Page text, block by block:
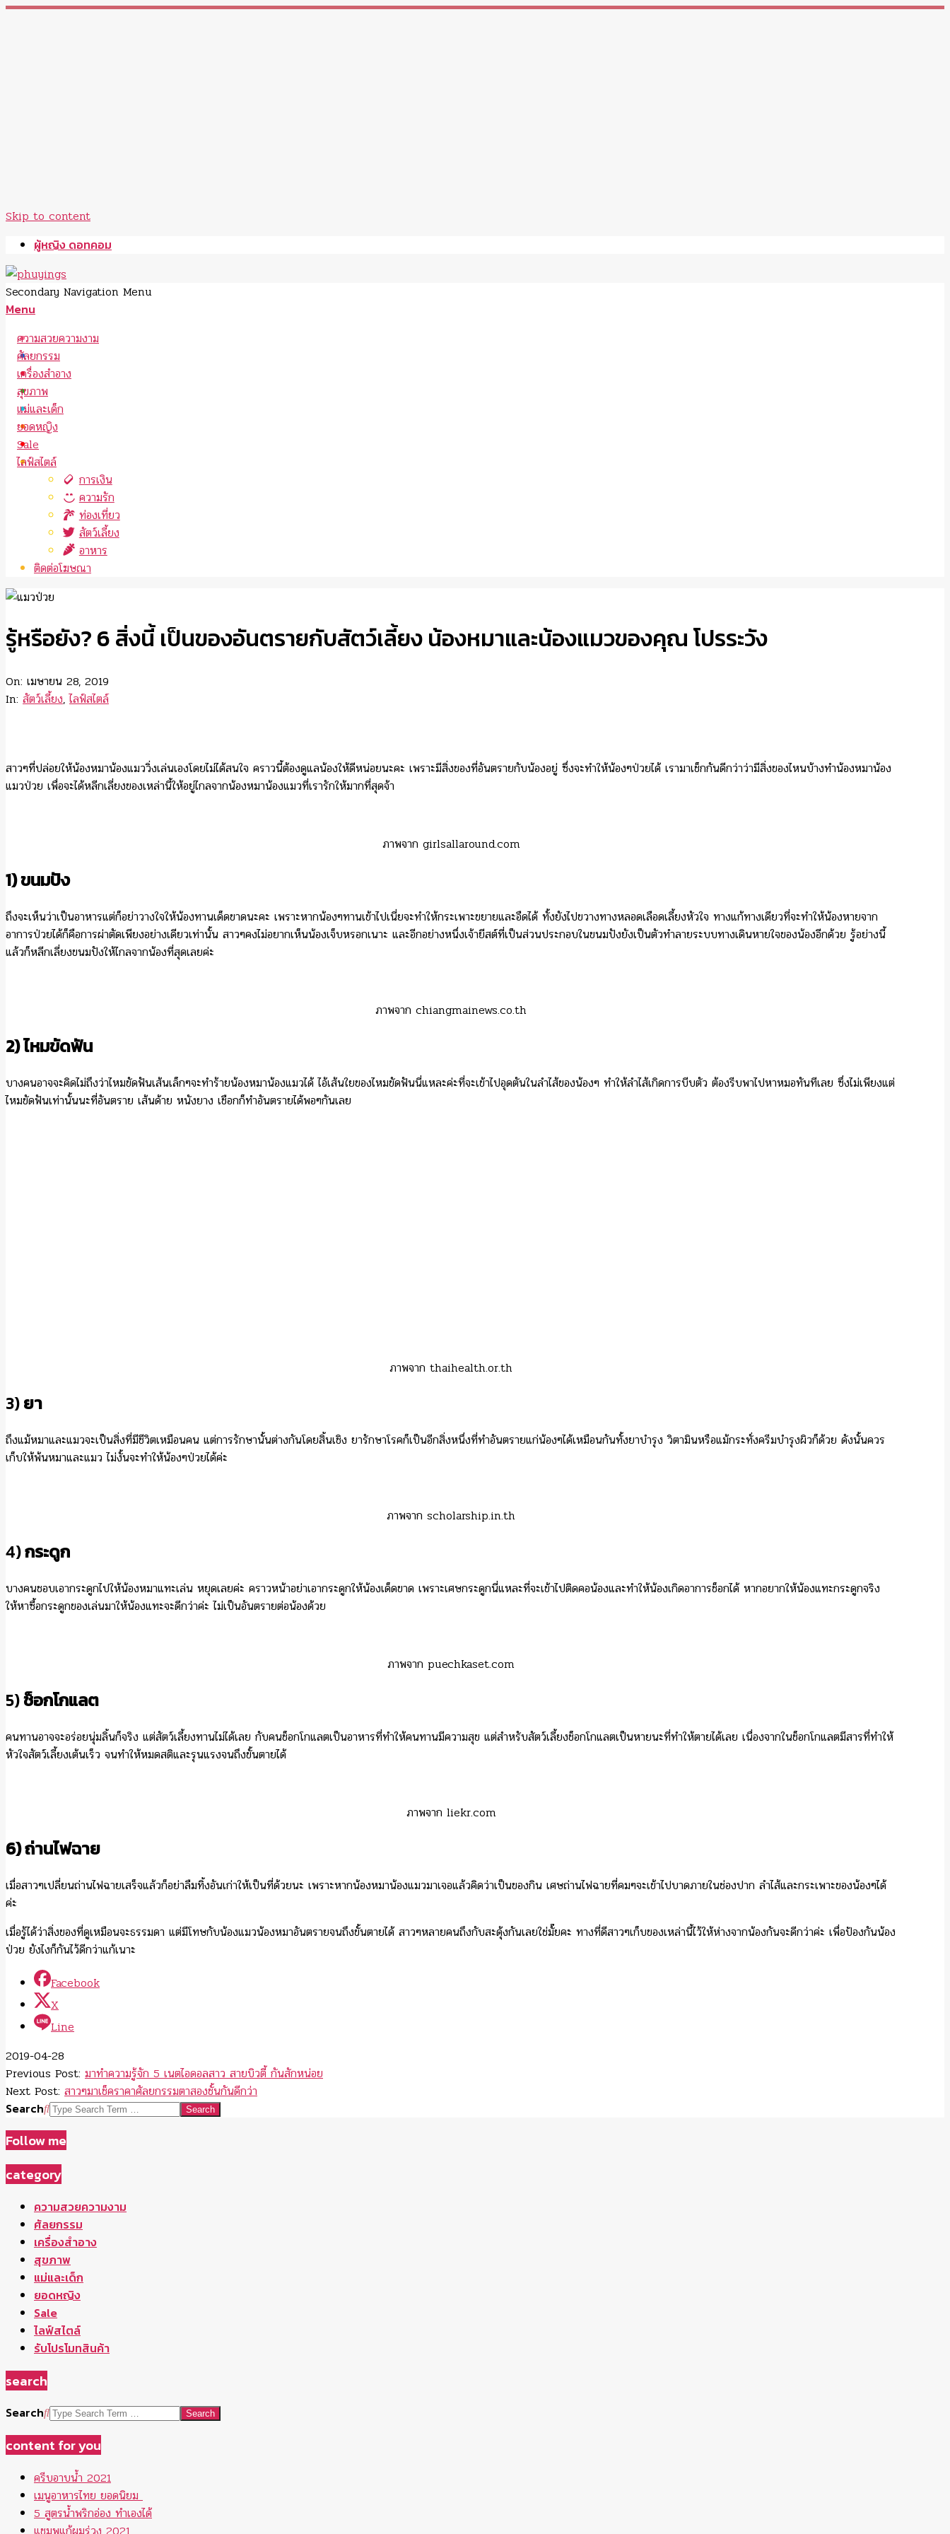
Skip to content
ผู้หญิง ดอทคอม
Secondary Navigation Menu
Menu
ความสวยความงาม
ศัลยกรรม
เครื่องสำอาง
สุขภาพ
แม่และเด็ก
ยอดหญิง
Sale
ไลฟ์สไตล์
การเงิน
ความรัก
ท่องเที่ยว
สัตว์เลี้ยง
อาหาร
ติดต่อโฆษณา
รู้หรือยัง? 6 สิ่งนี้ เป็นของอันตรายกับสัตว์เลี้ยง น้องหมาและน้องแมวของคุณ โปรระวัง
On: เมษายน 28, 2019
In: สัตว์เลี้ยง,ไลฟ์สไตล์
สาวๆที่ปล่อยให้น้องหมาน้องแมววิ่งเล่นเองโดยไม่ได้สนใจ คราวนี้ต้องดูแลน้องให้ดีหน่อยนะคะ เพราะมีสิ่งของที่อันตรายกับน้องอยู่ ซึ่งจะทำให้น้องๆป่วยได้ เรามาเช็กกันดีกว่าว่ามีสิ่งของไหนบ้างทำน้องหมาน้อง
แมวป่วย เพื่อจะได้หลีกเลี่ยงของเหล่านี้ให้อยู่ไกลจากน้องหมาน้องแมวที่เรารักให้มากที่สุดจ้า
ภาพจาก girlsallaround.com
1) ขนมปัง
ถึงจะเห็นว่าเป็นอาหารแต่ก็อย่าวางใจให้น้องทานเด็ดขาดนะคะ เพราะหากน้องๆทานเข้าไปเนี่ยจะทำให้กระเพาะขยายและอืดได้ ทั้งยังไปขวางทางหลอดเลือดเลี้ยงหัวใจ ทางแก้ทางเดียวที่จะทำให้น้องหายจาก
อาการป่วยได้ก็คือการผ่าตัดเพียงอย่างเดียวเท่านั้น สาวๆคงไม่อยากเห็นน้องเจ็บหรอกเนาะ และอีกอย่างหนึ่งเจ้ายีสต์ที่เป็นส่วนประกอบในขนมปังยังเป็นตัวทำลายระบบทางเดินหายใจของน้องอีกด้วย รู้อย่างนี้
แล้วก็หลีกเลี่ยงขนมปังให้ไกลจากน้องที่สุดเลยค่ะ
ภาพจาก chiangmainews.co.th
2) ไหมขัดฟัน
บางคนอาจจะคิดไม่ถึงว่าไหมขัดฟันเส้นเล็กๆจะทำร้ายน้องหมาน้องแมวได้ ไอ้เส้นใยของไหมขัดฟันนี่แหละค่ะที่จะเข้าไปอุดตันในลำไส้ของน้องๆ ทำให้ลำไส้เกิดการบีบตัว ต้องรีบพาไปหาหมอทันทีเลย ซึ่งไม่เพียงแต่
ไหมขัดฟันเท่านั้นนะที่อันตราย เส้นด้าย หนังยาง เชือกก็ทำอันตรายได้พอๆกันเลย
ภาพจาก thaihealth.or.th
3)ยา
ถึงแม้หมาและแมวจะเป็นสิ่งที่มีชีวิตเหมือนคน แต่การรักษานั้นต่างกันโดยสิ้นเชิง ยารักษาโรคก็เป็นอีกสิ่งหนึ่งที่ทำอันตรายแก่น้องๆได้เหมือนกันทั้งยาบำรุง วิตามินหรือแม้กระทั่งครีมบำรุงผิวก็ด้วย ดังนั้นควร
เก็บให้พ้นหมาและแมว ไม่งั้นจะทำให้น้องๆป่วยได้ค่ะ
ภาพจาก scholarship.in.th
4)กระดูก
บางคนชอบเอากระดูกไปให้น้องหมาแทะเล่น หยุดเลยค่ะ คราวหน้าอย่าเอากระดูกให้น้องเด็ดขาด เพราะเศษกระดูกนี่แหละที่จะเข้าไปติดคอน้องและทำให้น้องเกิดอาการช็อกได้ หากอยากให้น้องแทะกระดูกจริง
ให้หาซื้อกระดูกของเล่นมาให้น้องแทะจะดีกว่าค่ะ ไม่เป็นอันตรายต่อน้องด้วย
ภาพจาก puechkaset.com
5)ช็อกโกแลต
คนทานอาจจะอร่อยนุ่มลิ้นก็จริง แต่สัตว์เลี้ยงทานไม่ได้เลย กับคนช็อกโกแลตเป็นอาหารที่ทำให้คนทานมีความสุข แต่สำหรับสัตว์เลี้ยงช็อกโกแลตเป็นหายนะที่ทำให้ตายได้เลย เนื่องจากในช็อกโกแลตมีสารที่ทำให้
หัวใจสัตว์เลี้ยงเต้นเร็ว จนทำให้หมดสติและรุนแรงจนถึงขั้นตายได้
ภาพจาก liekr.com
6) ถ่านไฟฉาย
เมื่อสาวๆเปลี่ยนถ่านไฟฉายเสร็จแล้วก็อย่าลืมทิ้งอันเก่าให้เป็นที่ด้วยนะ เพราะหากน้องหมาน้องแมวมาเจอแล้วคิดว่าเป็นของกิน เศษถ่านไฟฉายที่คมๆจะเข้าไปบาดภายในช่องปาก ลำไส้และกระเพาะของน้องๆได้
ค่ะ
เมื่อรู้ได้ว่าสิ่งของที่ดูเหมือนจะธรรมดา แต่มีโทษกับน้องแมวน้องหมาอันตรายจนถึงขั้นตายได้ สาวๆหลายคนถึงกับสะดุ้งกันเลยใช่มั๊ยคะ ทางที่ดีสาวๆเก็บของเหล่านี้ไว้ให้ห่างจากน้องกันจะดีกว่าค่ะ เพื่อป้องกันน้อง
ป่วย ยังไงก็กันไว้ดีกว่าแก้เนาะ
Facebook
X
Line
2019-04-28
Previous Post: มาทำความรู้จัก 5 เนตไอดอลสาว สายบิวตี้ กันสักหน่อย
Next Post: สาวๆมาเช็คราคาศัลยกรรมตาสองชั้นกันดีกว่า
Search
Follow me
category
ความสวยความงาม
ศัลยกรรม
เครื่องสำอาง
สุขภาพ
แม่และเด็ก
ยอดหญิง
Sale
ไลฟ์สไตล์
รับโปรโมทสินค้า
search
Search
content for you
ครีบอาบน้ำ 2021
เมนูอาหารไทย ยอดนิยม
5 สูตรน้ำพริกอ่อง ทำเองได้